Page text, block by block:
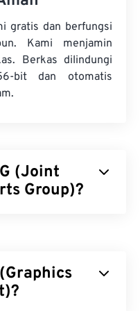
gratis dan berfungsi
Kami menjamin
Berkas dilindungi
bit dan otomatis
(Joint
Group)?
menjadi alasan
itu, ukuran